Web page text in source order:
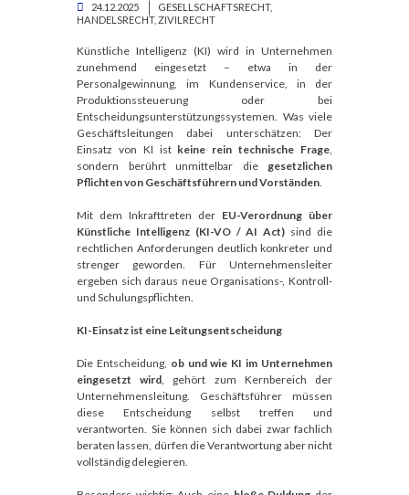
24.12.2025 GESELLSCHAFTSRECHT,
HANDELSRECHT, ZIVILRECHT
Künstliche Intelligenz (KI) wird in Unternehmen
zunehmend eingesetzt – etwa in der
Personalgewinnung, im Kundenservice, in der
Produktionssteuerung oder bei
Entscheidungsunterstützungssystemen. Was viele
Geschäftsleitungen dabei unterschätzen: Der
Einsatz von KI ist keine rein technische Frage,
sondern berührt unmittelbar die gesetzlichen
Pflichten von Geschäftsführern und Vorständen.
Mit dem Inkrafttreten der EU-Verordnung über
Künstliche Intelligenz (KI-VO / AI Act) sind die
rechtlichen Anforderungen deutlich konkreter und
strenger geworden. Für Unternehmensleiter
ergeben sich daraus neue Organisations-, Kontroll-
und Schulungspflichten.
KI-Einsatz ist eine Leitungsentscheidung
Die Entscheidung, ob und wie KI im Unternehmen
eingesetzt wird, gehört zum Kernbereich der
Unternehmensleitung. Geschäftsführer müssen
diese Entscheidung selbst treffen und
verantworten. Sie können sich dabei zwar fachlich
beraten lassen, dürfen die Verantwortung aber nicht
vollständig delegieren.